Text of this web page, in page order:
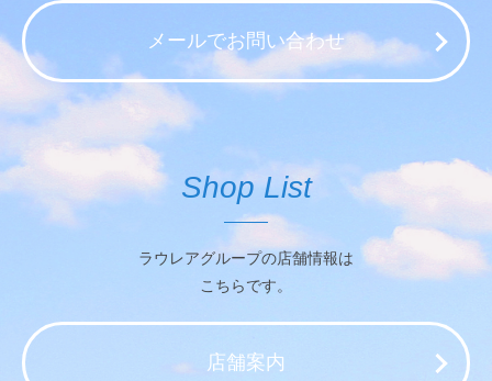
メールでお問い合わせ
Shop List
ラウレアグループの店舗情報は
こちらです。
店舗案内